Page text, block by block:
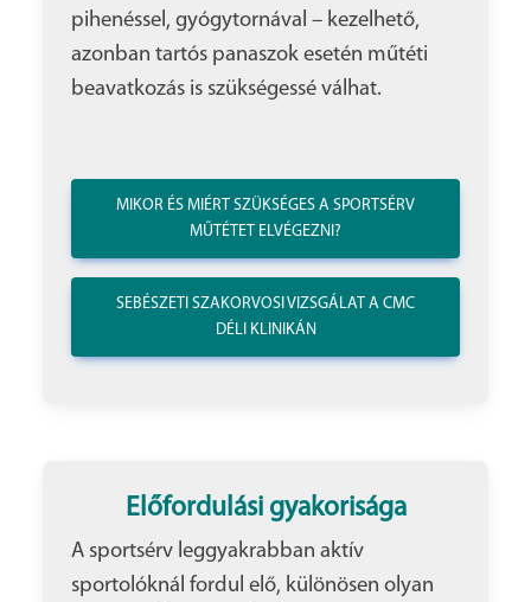
pihenéssel, gyógytornával – kezelhető,
azonban tartós panaszok esetén műtéti
beavatkozás is szükségessé válhat.
MIKOR ÉS MIÉRT SZÜKSÉGES A SPORTSÉRV
MŰTÉTET ELVÉGEZNI?
SEBÉSZETI SZAKORVOSI VIZSGÁLAT A CMC
DÉLI KLINIKÁN
Előfordulási gyakorisága
A sportsérv leggyakrabban aktív
sportolóknál fordul elő, különösen olyan